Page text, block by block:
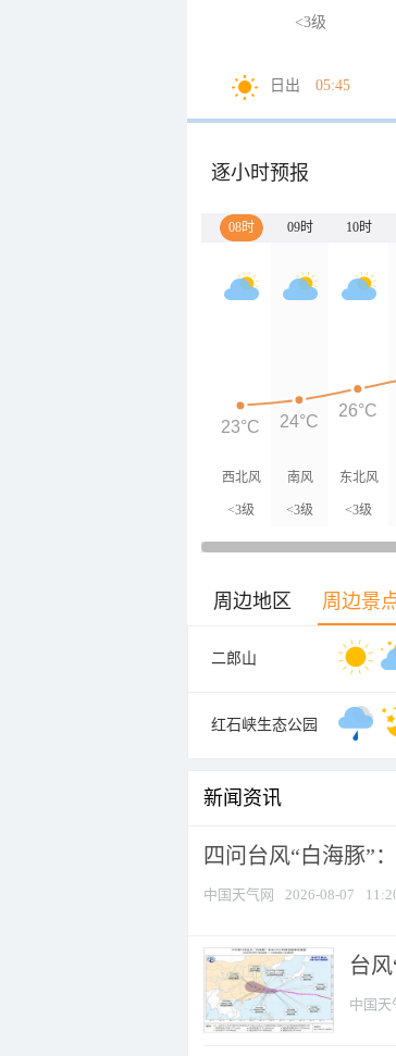
<3级
日出 05:45
逐小时预报
08时 09时 10时
西北风
<3级
南风
<3级
东北风
<3级
23°C 24°C
26°C
周边地区 周边景
二郎山
红石峡生态公园
新闻资讯
四问台风“白海豚”
中国天气网 2026-08-07
台
中国天